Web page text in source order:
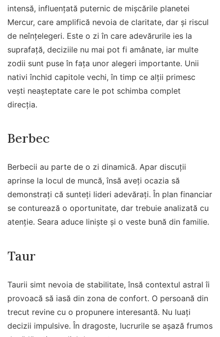
intensă, influențată puternic de mișcările planetei
Mercur, care amplifică nevoia de claritate, dar și riscul
de neînțelegeri. Este o zi în care adevărurile ies la
suprafață, deciziile nu mai pot fi amânate, iar multe
zodii sunt puse în fața unor alegeri importante. Unii
nativi închid capitole vechi, în timp ce alții primesc
vești neașteptate care le pot schimba complet
direcția.
Berbec
Berbecii au parte de o zi dinamică. Apar discuții
aprinse la locul de muncă, însă aveți ocazia să
demonstrați că sunteți lideri adevărați. În plan financiar
se conturează o oportunitate, dar trebuie analizată cu
atenție. Seara aduce liniște și o veste bună din familie.
Taur
Taurii simt nevoia de stabilitate, însă contextul astral îi
provoacă să iasă din zona de confort. O persoană din
trecut revine cu o propunere interesantă. Nu luați
decizii impulsive. În dragoste, lucrurile se așază frumos